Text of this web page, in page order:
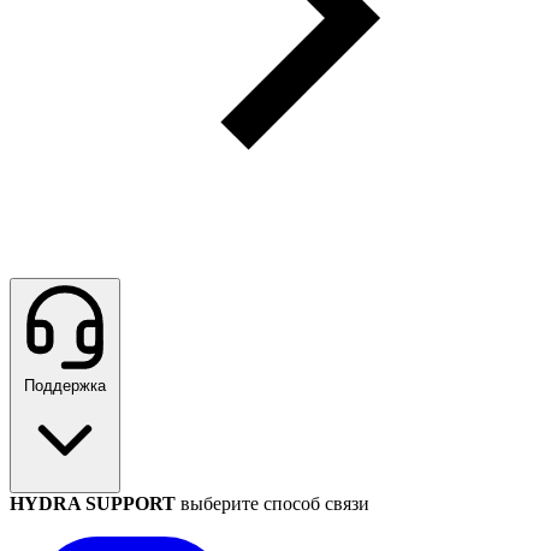
Поддержка
HYDRA SUPPORT выберите способ связи